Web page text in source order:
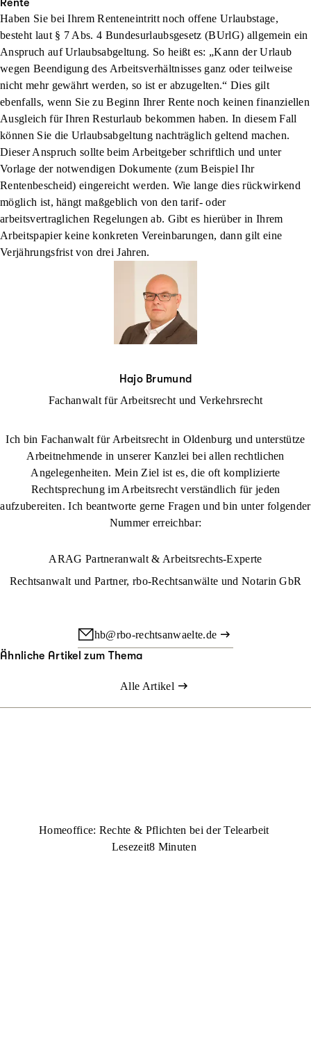
Rente
Haben Sie bei Ihrem Renteneintritt noch offene Urlaubstage,
besteht laut § 7 Abs. 4 Bundesurlaubsgesetz (BUrlG) allgemein ein
Anspruch auf Urlaubsabgeltung. So heißt es: „Kann der Urlaub
wegen Beendigung des Arbeitsverhältnisses ganz oder teilweise
nicht mehr gewährt werden, so ist er abzugelten.“ Dies gilt
ebenfalls, wenn Sie zu Beginn Ihrer Rente noch keinen finanziellen
Ausgleich für Ihren Resturlaub bekommen haben. In diesem Fall
können Sie die Urlaubsabgeltung nachträglich geltend machen.
Dieser Anspruch sollte beim Arbeitgeber schriftlich und unter
Vorlage der notwendigen Dokumente (zum Beispiel Ihr
Rentenbescheid) eingereicht werden. Wie lange dies rückwirkend
möglich ist, hängt maßgeblich von den tarif- oder
arbeitsvertraglichen Regelungen ab. Gibt es hierüber in Ihrem
Arbeitspapier keine konkreten Vereinbarungen, dann gilt eine
Verjährungsfrist von drei Jahren.
Hajo Brumund
Fachanwalt für Arbeitsrecht und Verkehrsrecht
Ich bin Fachanwalt für Arbeitsrecht in Oldenburg und unterstütze
Arbeitnehmende in unserer Kanzlei bei allen rechtlichen
Angelegenheiten. Mein Ziel ist es, die oft komplizierte
Rechtsprechung im Arbeitsrecht verständlich für jeden
aufzubereiten. Ich beantworte gerne Fragen und bin unter folgender
Nummer erreichbar:
ARAG Partneranwalt & Arbeitsrechts-Experte
Rechtsanwalt und Partner, rbo-Rechtsanwälte und Notarin GbR
hb@rbo-rechtsanwaelte.de
Ähnliche Artikel zum Thema
Alle Artikel
Homeoffice: Rechte & Pflichten bei der Telearbeit
Lesezeit8 Minuten